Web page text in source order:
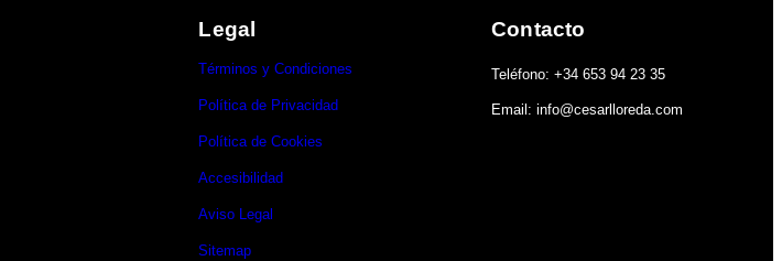
Legal
Términos y Condiciones
Política de Privacidad
Política de Cookies
Accesibilidad
Aviso Legal
Sitemap
Contacto
Teléfono: +34 653 94 23 35
Email: info@cesarlloreda.com